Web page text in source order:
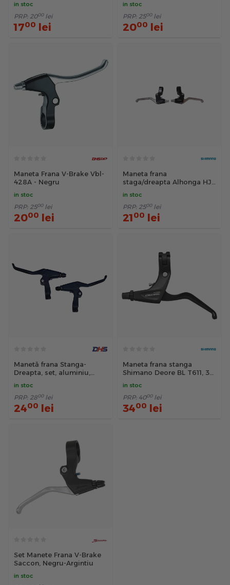
aluminiu, negru-argintiu
in stoc
PRP: 2000 lei
1700 lei
in stoc
PRP: 2500 lei
2000 lei
Maneta Frana V-Brake Vbl-
428A - Negru
in stoc
PRP: 2500 lei
2000 lei
Maneta frana
staga/dreapta Alhonga HJ-
aluminiu, negru-argintiu
in stoc
PRP: 2500 lei
2100 lei
Manetă frana Stanga-
Dreapta, set, aluminiu,
in stoc
PRP: 2800 lei
2400 lei
Maneta frana stanga
Shimano Deore BL T611, 3
in stoc
PRP: 4000 lei
3400 lei
Set Manete Frana V-Brake
Saccon, Negru-Argintiu
in stoc